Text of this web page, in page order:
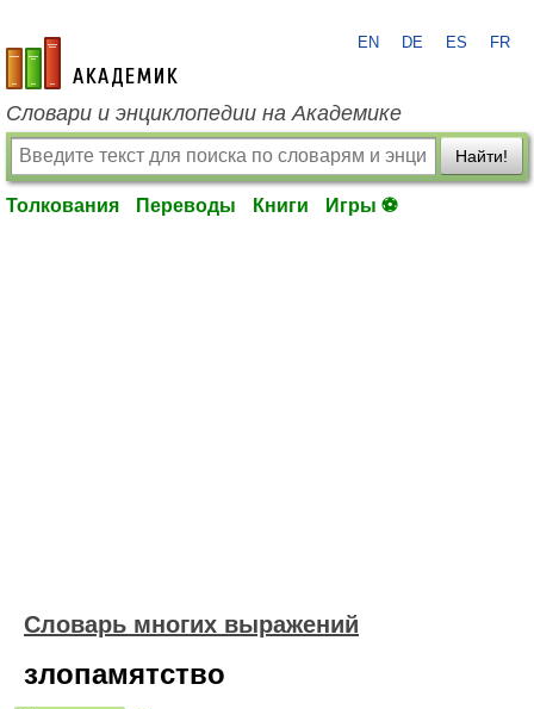
academic.ru
EN DE ES FR
Словари и энциклопедии на Академике
Найти!
Толкования Переводы Книги Игры ⚽
Словарь многих выражений
злопамятство